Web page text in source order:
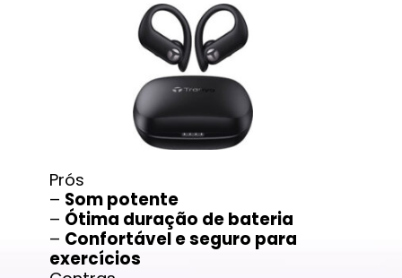
Prós
– Som potente
– Ótima duração de bateria
– Confortável e seguro para
exercícios